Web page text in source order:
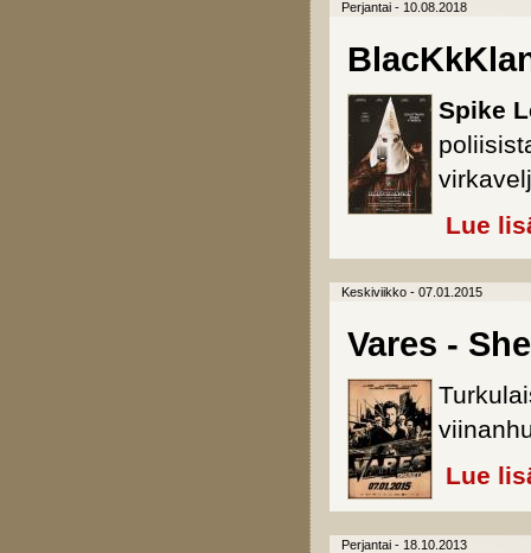
Perjantai - 10.08.2018
Spike
Lue
Keskiviikko - 07.01.2015
Vares -
Lue
Perjantai - 18.10.2013